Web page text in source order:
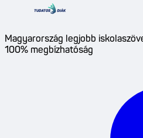
Magyarország legjobb
100% megbízhatóság